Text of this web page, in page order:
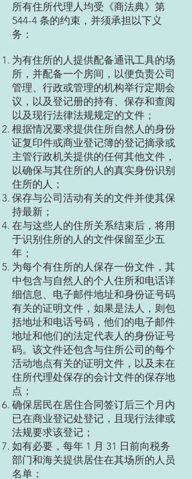
所有住所代理人均受《商法典》第
544-4 条的约束，并须承担以下义
务：
为有住所的人提供配备通讯工具的场
所，并配备一个房间，以便负责公司
管理、行政或管理的机构举行定期会
议，以及登记册的持有、保存和查阅
以及现行法律法规规定的文件；
根据情况要求提供住所自然人的身份
证复印件或商业登记簿的登记摘录或
主管行政机关提供的任何其他文件，
以确保与其住所的人的真实身份识别
住所的人；
保存与公司活动有关的文件并使其保
持最新；
在与这些人的住所关系结束后，将用
于识别住所的人的文件保留至少五
年；
为每个有住所的人保存一份文件，其
中包含与自然人的个人住所和电话详
细信息、电子邮件地址和身份证号码
有关的证明文件，如果是法人，则包
括地址和电话号码，他们的电子邮件
地址和他们的法定代表人的身份证号
码。该文件还包含与住所公司的每个
活动地点有关的证明文件，以及未在
住所代理处保存的会计文件的保存地
点；
确保居民在居住合同签订后三个月内
已在商业登记处登记，且现行法律或
法规要求该登记；
如有必要，每年 1 月 31 日前向税务
部门和海关提供居住在其场所的人员
名单；